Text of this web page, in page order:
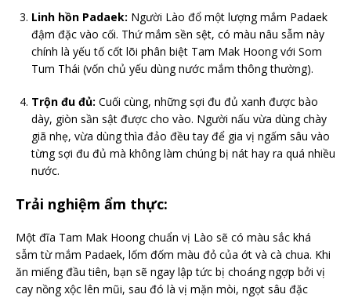
Linh hồn Padaek: Người Lào đổ một lượng mắm Padaek
đậm đặc vào cối. Thứ mắm sền sệt, có màu nâu sẫm này
chính là yếu tố cốt lõi phân biệt Tam Mak Hoong với Som
Tum Thái (vốn chủ yếu dùng nước mắm thông thường).
Trộn đu đủ: Cuối cùng, những sợi đu đủ xanh được bào
dày, giòn sần sật được cho vào. Người nấu vừa dùng chày
giã nhẹ, vừa dùng thìa đảo đều tay để gia vị ngấm sâu vào
từng sợi đu đủ mà không làm chúng bị nát hay ra quá nhiều
nước.
Trải nghiệm ẩm thực:
Một đĩa Tam Mak Hoong chuẩn vị Lào sẽ có màu sắc khá
sẫm từ mắm Padaek, lốm đốm màu đỏ của ớt và cà chua. Khi
ăn miếng đầu tiên, bạn sẽ ngay lập tức bị choáng ngợp bởi vị
cay nồng xộc lên mũi, sau đó là vị mặn mòi, ngọt sâu đặc